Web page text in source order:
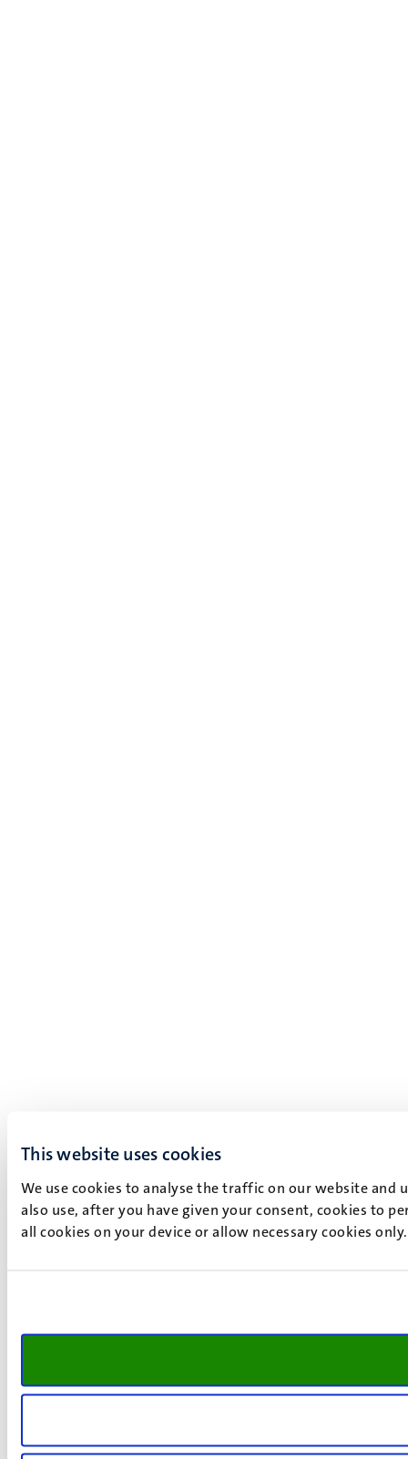
This website uses cookies
We use cookies to analyse the traffic on our website and
also use, after you have given your consent, cookies to
all cookies on your device or allow necessary cookies